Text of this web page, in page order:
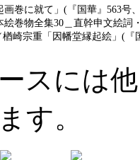
巻に就て」(『国華』563号
絵巻物全集30＿直幹申文絵
楢崎宗重「因幡堂縁起絵」(
スには
す。